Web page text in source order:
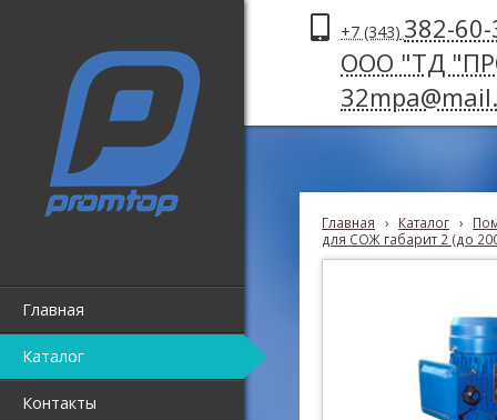
Главная
Каталог
Контакты
+7 (343) 382-
ООО "ТД
Главная › Каталог ›
для СОЖ габарит 2 (до